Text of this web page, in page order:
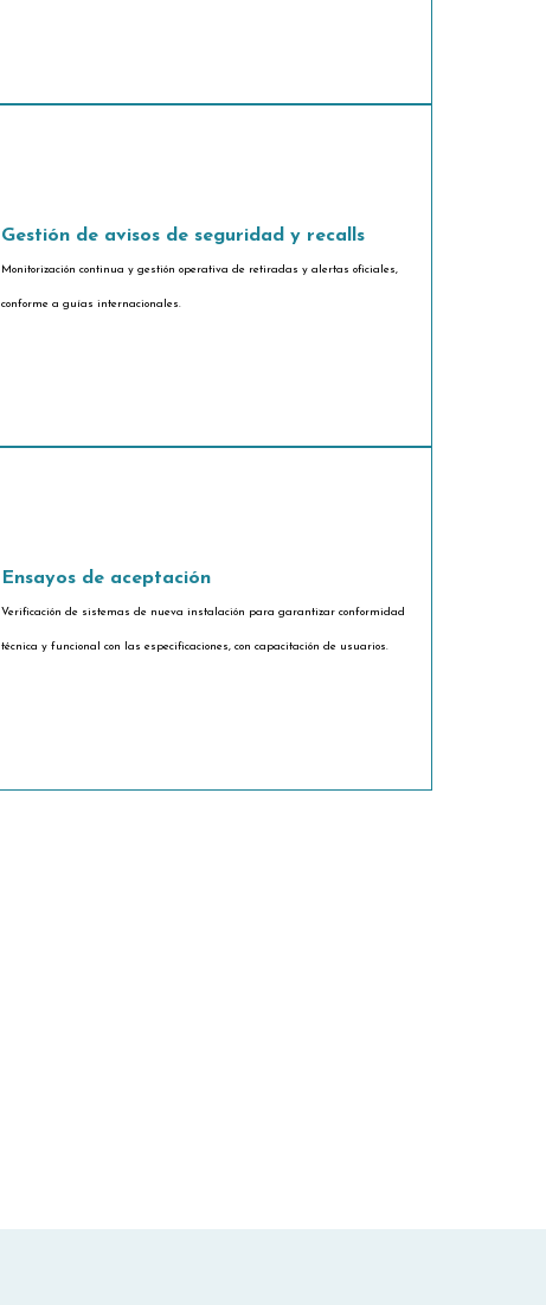
Gestión de avisos de seguridad y recalls
Monitorización continua y gestión operativa de retiradas y alertas oficiales,
conforme a guías internacionales.
Ensayos de aceptación
Verificación de sistemas de nueva instalación para garantizar conformidad
técnica y funcional con las especificaciones, con capacitación de usuarios.